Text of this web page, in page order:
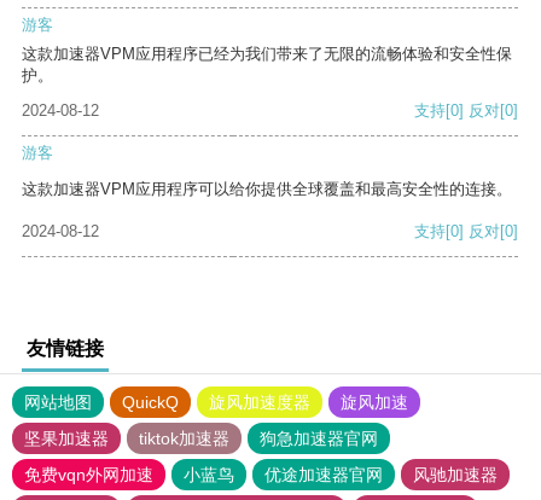
游客
这款加速器VPM应用程序已经为我们带来了无限的流畅体验和安全性保
护。
2024-08-12
支持[0] 反对[0]
游客
这款加速器VPM应用程序可以给你提供全球覆盖和最高安全性的连接。
2024-08-12 支持[0] 反对[0]
友情链接
网站地图 QuickQ 旋风加速度器
旋风加速
坚果加速器
tiktok加速器
狗急加速器官网
免费vqn外网加速
小蓝鸟 优途加速器官网
风驰加速器